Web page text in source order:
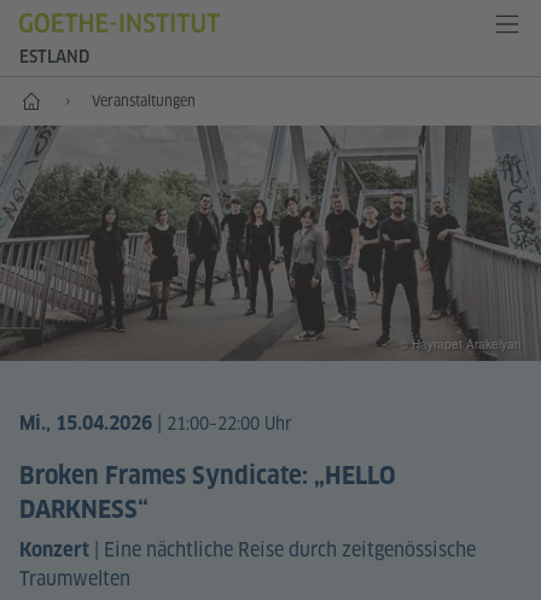
ESTLAND
Start Veranstaltungen
Mi., 15.04.2026 21:00–22:00 Uhr
Broken Frames Syndicate: „HELLO
DARKNESS“
Konzert | Eine nächtliche Reise durch zeitgenössische
Traumwelten
© Hayrapet Arakelyan